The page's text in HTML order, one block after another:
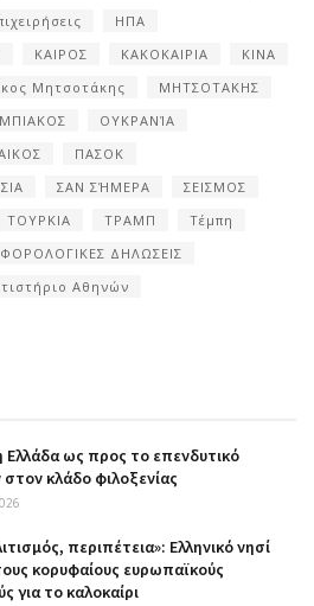
ΗΠΑ
ΚΑΙΡΟΣ ΚΑΚΟΚΑΙΡΙΑ
ΚΙΝΑ
Μητσοτάκης
ΜΗΤΣΟΤΑΚΗΣ
ΟΥΚΡΑΝΊΑ
ΠΑΣΟΚ
ΣΑΝ ΣΉΜΕΡΑ
ΣΕΙΣΜΟΣ
ΤΟΥΡΚΙΑ ΤΡΑΜΠ
Τέμπη
ΦΟΡΟΛΟΓΙΚΕΣ ΔΗΛΩΣΕΙΣ
Αθηνών
Ελλάδα ως προς το επενδυτικό
κλάδο φιλοξενίας
περιπέτεια»: Ελληνικό νησί
κορυφαίους ευρωπαϊκούς
για το καλοκαίρι